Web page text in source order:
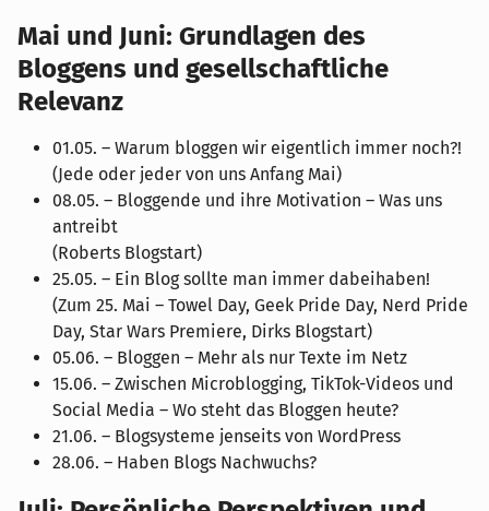
Mai und Juni: Grundlagen des
Bloggens und gesellschaftliche
Relevanz
01.05. – Warum bloggen wir eigentlich immer noch?!
(Jede oder jeder von uns Anfang Mai)
08.05. – Bloggende und ihre Motivation – Was uns
antreibt
(Roberts Blogstart)
25.05. – Ein Blog sollte man immer dabeihaben!
(Zum 25. Mai – Towel Day, Geek Pride Day, Nerd Pride
Day, Star Wars Premiere, Dirks Blogstart)
05.06. – Bloggen – Mehr als nur Texte im Netz
15.06. – Zwischen Microblogging, TikTok-Videos und
Social Media – Wo steht das Bloggen heute?
21.06. – Blogsysteme jenseits von WordPress
28.06. – Haben Blogs Nachwuchs?